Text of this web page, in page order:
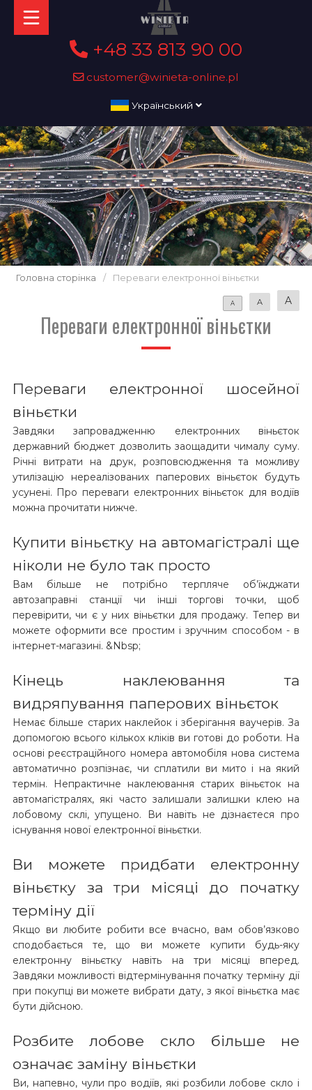
+48 33 813 90 00
customer@winieta-online.pl
Український
Головна сторінка / Переваги електронної віньєтки
A A A
Переваги електронної віньєтки
Переваги електронної шосейної
віньєтки
Завдяки запровадженню електронних віньєток
державний бюджет дозволить заощадити чималу суму.
Річні витрати на друк, розповсюдження та можливу
утилізацію нереалізованих паперових віньєток будуть
усунені. Про переваги електронних віньєток для водіїв
можна прочитати нижче.
Купити віньєтку на автомагістралі ще
ніколи не було так просто
Вам більше не потрібно терпляче об’їжджати
автозаправні станції чи інші торгові точки, щоб
перевірити, чи є у них віньєтки для продажу. Тепер ви
можете оформити все простим і зручним способом - в
інтернет-магазині. &Nbsp;
Кінець наклеювання та
видряпування паперових віньєток
Немає більше старих наклейок і зберігання ваучерів. За
допомогою всього кількох кліків ви готові до роботи. На
основі реєстраційного номера автомобіля нова система
автоматично розпізнає, чи сплатили ви мито і на який
термін. Непрактичне наклеювання старих віньєток на
автомагістралях, які часто залишали залишки клею на
лобовому склі, упущено. Ви навіть не дізнаєтеся про
існування нової електронної віньєтки.
Ви можете придбати електронну
віньєтку за три місяці до початку
терміну дії
Якщо ви любите робити все вчасно, вам обов’язково
сподобається те, що ви можете купити будь-яку
електронну віньєтку навіть на три місяці вперед.
Завдяки можливості відтермінування початку терміну дії
при покупці ви можете вибрати дату, з якої віньєтка має
бути дійсною.
Розбите лобове скло більше не
означає заміну віньєтки
Ви, напевно, чули про водіїв, які розбили лобове скло і